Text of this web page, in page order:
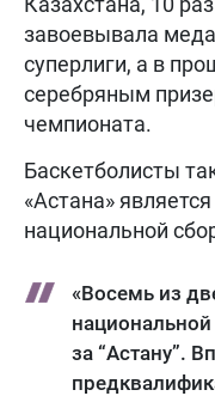
завоевывала
суперлиги, а в
серебряным
чемпионата.
Баскетболисты
«Астана»
национальной
«Восемь из
за “Астану”.